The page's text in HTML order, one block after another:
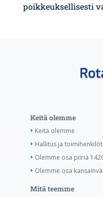
poikkeuksellisesti
Keitä olemme
Keitä olemme
Hallitus ja toimihenkilöt
Olemme osa piiriä
Olemme osa
Mitä teemme